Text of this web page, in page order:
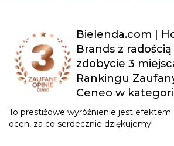
Bielenda.com |
Brands z radością
zdobycie 3
Rankingu
Ceneo w
To prestiżowe wyróżnienie jest efektem
ocen, za co serdecznie dziękujemy!